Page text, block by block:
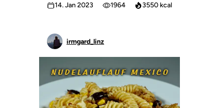
14. Jan 2023 1964 3550 kcal
irmgard_linz